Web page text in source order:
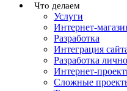
Что делаем
Услуги
Интернет-
Разработка
Интеграция
Разработка
Интернет-
Сложные